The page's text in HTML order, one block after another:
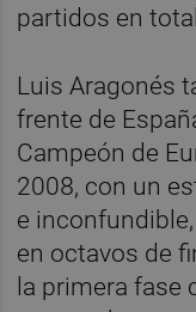
partidos en
Luis Aragonés
frente de
Campeón de
2008, con un
e
en octavos de
la primera